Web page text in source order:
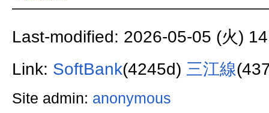
Last-modified: 2026-05-05 (火)
Link: SoftBank(4245d) 三江線
Site admin: anonymous